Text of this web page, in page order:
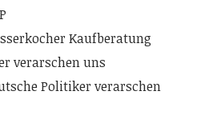
Kaufberatung
verarschen uns
Politiker verarschen